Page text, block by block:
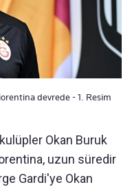
devrede - 1. Resim
Okan Buruk
uzun süredir
Gardi'ye Okan